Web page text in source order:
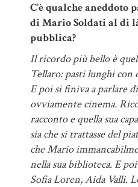
C’è qualche
di Mario Soldati al di
pubblica?
Il ricordo più bello è
Tellaro: pasti lunghi
E poi si finiva a parlare
ovviamente cinema.
racconto e quella sua
sia che si trattasse del
che Mario
nella sua biblioteca. E
Sofia Loren, Aida Valli.